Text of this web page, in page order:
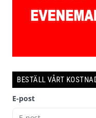
BESTÄLL VÅRT
E-post